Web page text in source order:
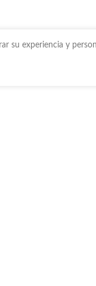
su experiencia y